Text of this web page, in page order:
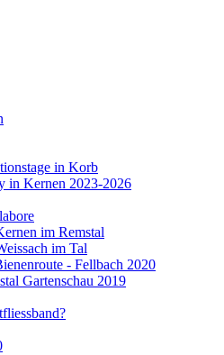
in Korb
in Kernen 2023-2026
im Remstal
im Tal
- Fellbach 2020
Gartenschau 2019